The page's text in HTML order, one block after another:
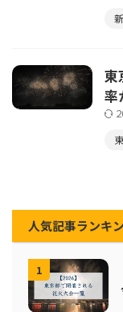
東
率
人気記事ランキ
1